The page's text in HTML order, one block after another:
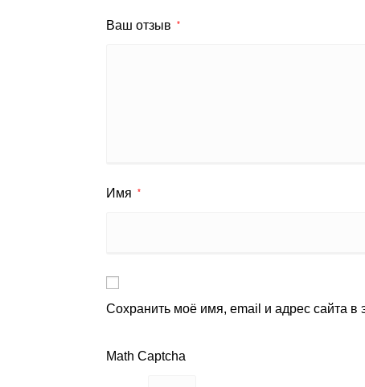
Ваш отзыв *
Имя *
Сохранить моё имя, email и адрес сайта
Math Captcha